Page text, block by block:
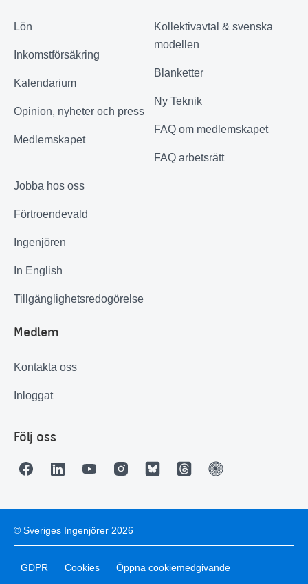
Lön
Inkomstförsäkring
Kalendarium
Opinion, nyheter och press
Medlemskapet
Kollektivavtal & svenska
modellen
Blanketter
Ny Teknik
FAQ om medlemskapet
FAQ arbetsrätt
Jobba hos oss
Förtroendevald
Ingenjören
In English
Tillgänglighetsredogörelse
Medlem
Kontakta oss
Inloggat
Följ oss
© Sveriges Ingenjörer 2026
GDPR Cookies Öppna cookiemedgivande